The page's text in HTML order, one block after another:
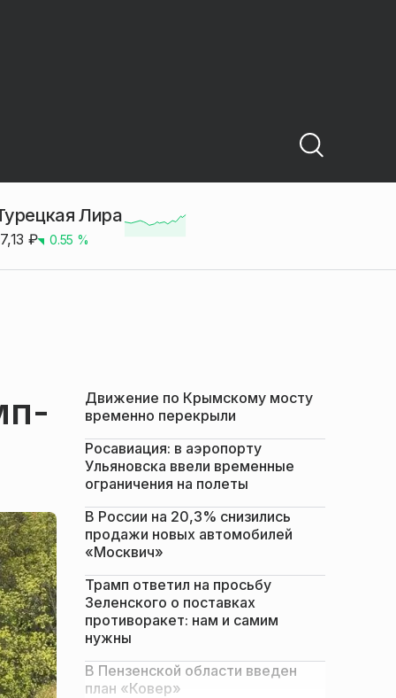
Лира
₽ 0.55 %
Движение по Крымскому мосту
временно перекрыли
Росавиация: в аэропорту
Ульяновска ввели временные
ограничения на полеты
В России на 20,3% снизились
продажи новых автомобилей
«Москвич»
Трамп ответил на просьбу
Зеленского о поставках
противоракет: нам и самим
нужны
В Пензенской области введен
план «Ковер»